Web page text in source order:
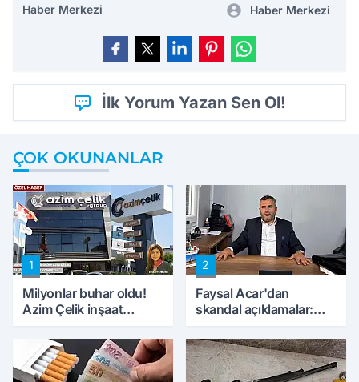
Haber Merkezi Haber Merkezi
İlk Yorum Yazan Sen Ol!
ÇOK OKUNANLAR
1
Milyonlar buhar oldu!
Azim Çelik inşaat
konuştu
2
Faysal Acar'dan
skandal açıklamalar:
peynircilerimizi de
kıskaca aldı, müdahale
ettik'